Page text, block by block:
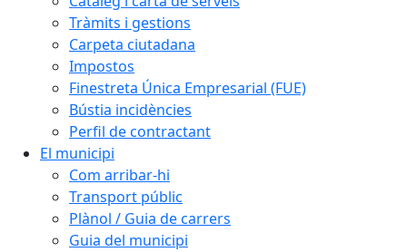
Tràmits i gestions
Carpeta ciutadana
Impostos
Finestreta Única Empresarial (FUE)
Bústia incidències
Perfil de contractant
El municipi
Com arribar-hi
Transport públic
Plànol / Guia de carrers
Guia del municipi